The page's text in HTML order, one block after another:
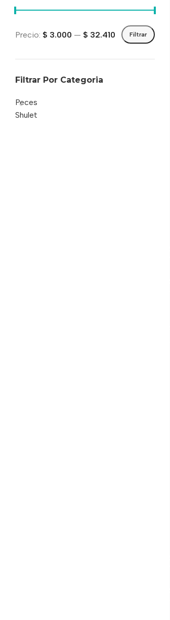
Filtrar
Precio: $ 3.000 — $ 32.410
Filtrar Por Categoria
Peces
Shulet